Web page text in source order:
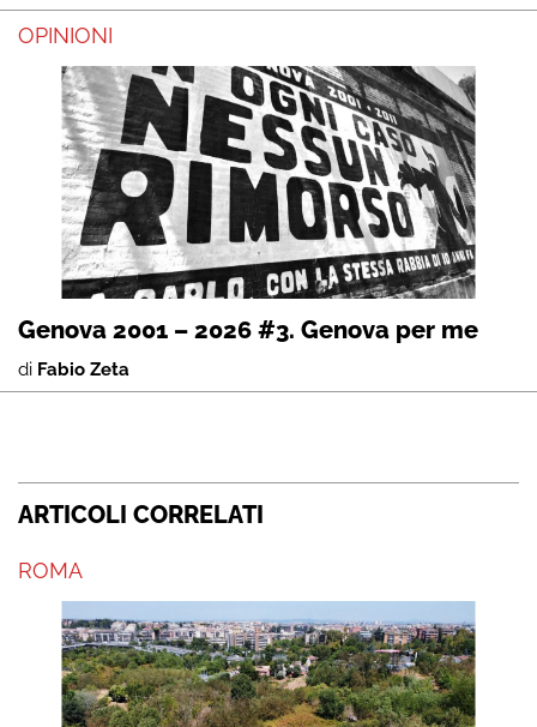
OPINIONI
Genova 2001 – 2026 #3. Genova per me
di Fabio Zeta
ARTICOLI CORRELATI
ROMA